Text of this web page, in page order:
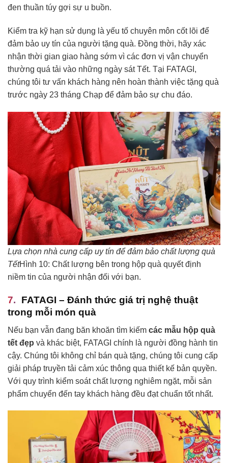
đen thuần túy gợi sự u buồn.
Kiểm tra kỹ hạn sử dụng là yếu tố chuyên môn cốt lõi để
đảm bảo uy tín của người tặng quà. Đồng thời, hãy xác
nhận thời gian giao hàng sớm vì các đơn vị vận chuyển
thường quá tải vào những ngày sát Tết. Tại FATAGI,
chúng tôi tư vấn khách hàng nên hoàn thành việc tặng quà
trước ngày 23 tháng Chạp để đảm bảo sự chu đáo.
Lựa chọn nhà cung cấp uy tín để đảm bảo chất lượng quà
TếtHình 10: Chất lượng bên trong hộp quà quyết định
niềm tin của người nhận đối với bạn.
FATAGI – Đánh thức giá trị nghệ thuật
trong mỗi món quà
Nếu bạn vẫn đang băn khoăn tìm kiếm các mẫu hộp quà
tết đẹp và khác biệt, FATAGI chính là người đồng hành tin
cậy. Chúng tôi không chỉ bán quà tặng, chúng tôi cung cấp
giải pháp truyền tải cảm xúc thông qua thiết kế bản quyền.
Với quy trình kiểm soát chất lượng nghiêm ngặt, mỗi sản
phẩm chuyển đến tay khách hàng đều đạt chuẩn tốt nhất.